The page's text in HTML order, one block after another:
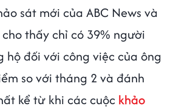
sát mới của ABC News và
thấy chỉ có 39% người
hộ đối với công việc của ông
so với tháng 2 và đánh
kể từ khi các cuộc khảo